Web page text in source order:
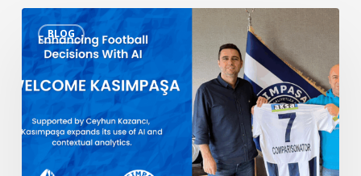
BLOG
Migliorare
le
decisioni
sul
con